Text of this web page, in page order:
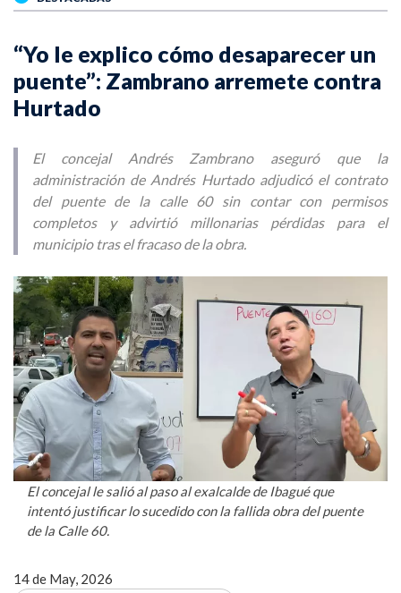
“Yo le explico cómo desaparecer un
puente”: Zambrano arremete contra
Hurtado
El concejal Andrés Zambrano aseguró que la
administración de Andrés Hurtado adjudicó el contrato
del puente de la calle 60 sin contar con permisos
completos y advirtió millonarias pérdidas para el
municipio tras el fracaso de la obra.
El concejal le salió al paso al exalcalde de Ibagué que
intentó justificar lo sucedido con la fallida obra del puente
de la Calle 60.
14 de May, 2026